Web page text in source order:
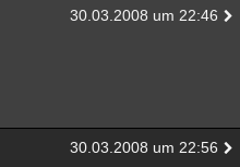
30.03.2008 um 22:46
30.03.2008 um 22:56